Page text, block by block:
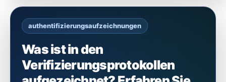
authentifizierungsaufzeichnungen
Was ist in den
Verifizierungsprotokollen